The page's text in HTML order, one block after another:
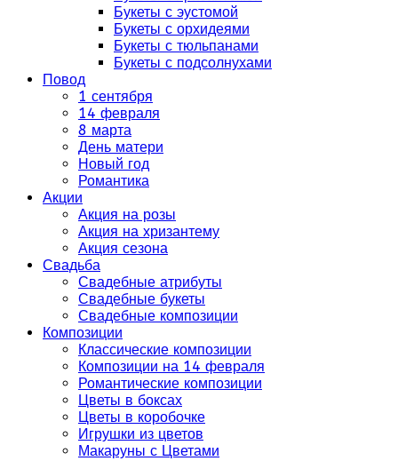
Букеты с эустомой
Букеты с орхидеями
Букеты с тюльпанами
Букеты с подсолнухами
Повод
1 сентября
14 февраля
8 марта
День матери
Новый год
Романтика
Акции
Акция на розы
Акция на хризантему
Акция сезона
Свадьба
Свадебные атрибуты
Свадебные букеты
Свадебные композиции
Композиции
Классические композиции
Композиции на 14 февраля
Романтические композиции
Цветы в боксах
Цветы в коробочке
Игрушки из цветов
Макаруны с Цветами